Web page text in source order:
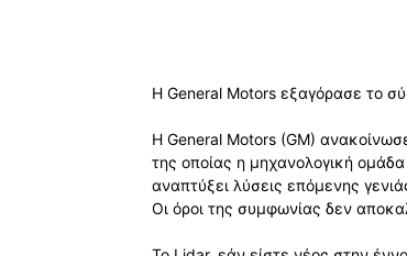
Η General Motors εξαγόρασε το
Η General Motors (GM)
της οποίας η μηχανολογική
αναπτύξει λύσεις επόμενης
Οι όροι της συμφωνίας δεν